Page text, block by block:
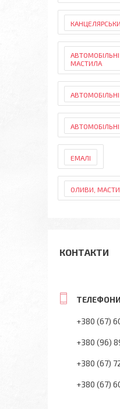
АВТОМОБІЛЬНІ
МАСТИЛА
ЕМАЛІ
ОЛИВИ,
КОНТАКТИ
+380 (67)
+380 (96)
+380 (67)
+380 (67)